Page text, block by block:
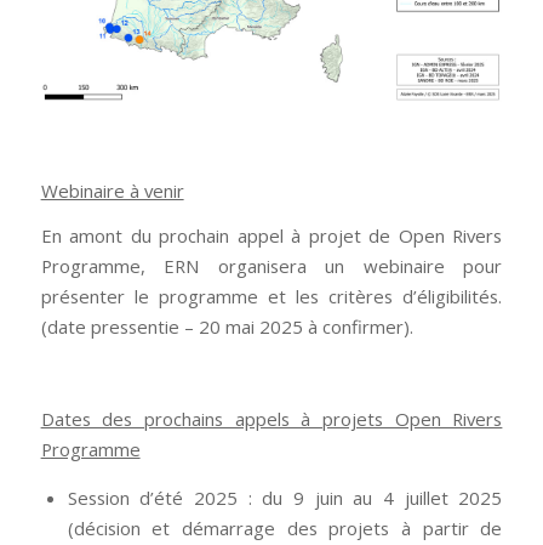
Webinaire à venir
En amont du prochain appel à projet de Open Rivers
Programme, ERN organisera un webinaire pour
présenter le programme et les critères d’éligibilités.
(date pressentie – 20 mai 2025 à confirmer).
Dates des prochains appels à projets Open Rivers
Programme
Session d’été 2025 : du 9 juin au 4 juillet 2025
(décision et démarrage des projets à partir de